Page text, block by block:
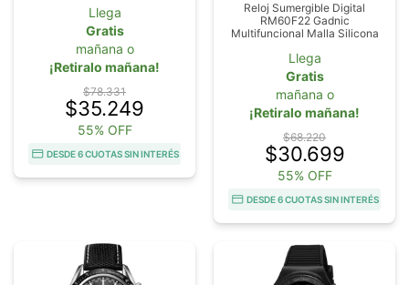
Llega
Gratis
mañana o
¡Retiralo mañana!
$78.331
$35.249
55% OFF
DESDE 6 CUOTAS SIN INTERÉS
Reloj Sumergible Digital
RM60F22 Gadnic
Multifuncional Malla Silicona
Llega
Gratis
mañana o
¡Retiralo mañana!
$68.220
$30.699
55% OFF
DESDE 6 CUOTAS SIN INTERÉS